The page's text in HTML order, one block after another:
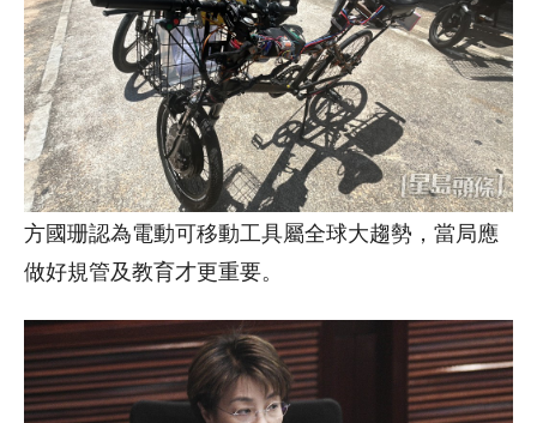
方國珊認為電動可移動工具屬全球大趨勢，當局應
做好規管及教育才更重要。